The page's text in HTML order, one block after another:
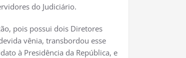
do Judiciário.
pois possui dois Diretores
vênia, transbordou esse
à Presidência da República, e